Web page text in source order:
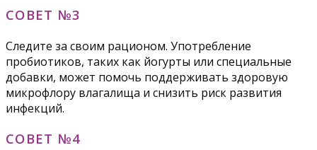
СОВЕТ №3
Следите за своим рационом. Употребление
пробиотиков, таких как йогурты или специальные
добавки, может помочь поддерживать здоровую
микрофлору влагалища и снизить риск развития
инфекций.
СОВЕТ №4